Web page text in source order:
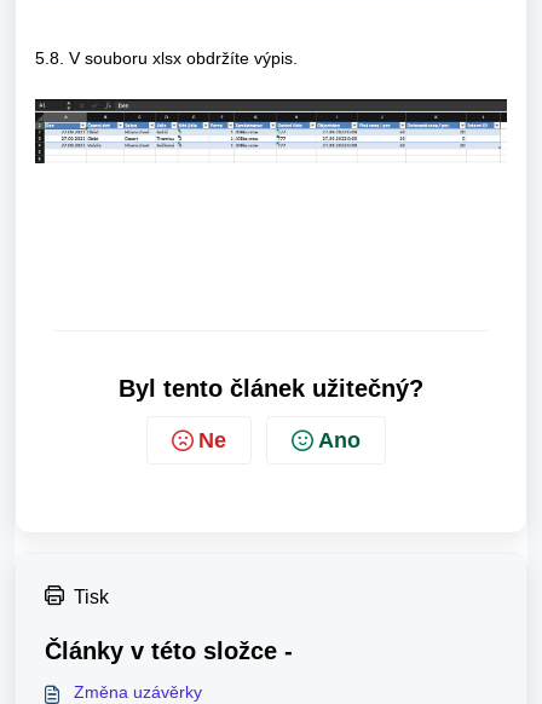
5.8. V souboru xlsx obdržíte výpis.
Byl tento článek užitečný?
Ne Ano
Tisk
Články v této složce -
Změna uzávěrky